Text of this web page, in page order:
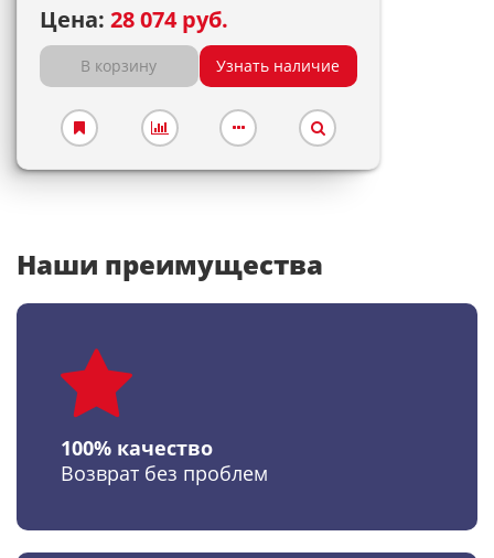
Цена: 28 074 руб.
В корзину Узнать наличие
Наши преимущества
100% качество
Возврат без проблем